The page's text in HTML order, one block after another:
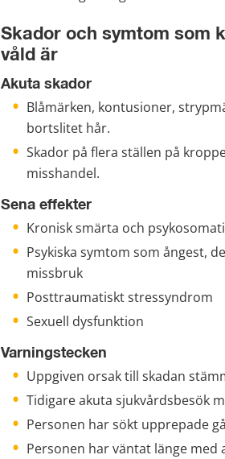
Skador och symtom som
våld är
Akuta skador
Blåmärken, kontusioner,
bortslitet hår.
Skador på flera ställen på
misshandel.
Sena effekter
Kronisk smärta och
Psykiska symtom som ångest,
missbruk
Posttraumatiskt stressyndrom
Sexuell dysfunktion
Varningstecken
Uppgiven orsak till skadan
Tidigare akuta sjukvårdsbesök
Personen har sökt upprepade
Personen har väntat länge med